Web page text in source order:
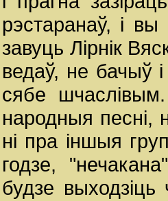
рэстаранаў, і
завуць Лірнік
ведаў, не бачыў
сябе
народныя песні,
ні пра іншыя
годзе,
будзе выходзіць